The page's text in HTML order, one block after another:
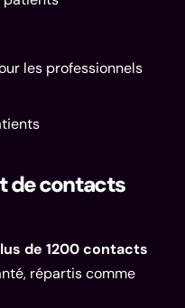
les professionnels
de contacts
de 1200 contacts
répartis comme